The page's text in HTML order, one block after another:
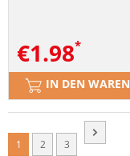
€1.98
IN DEN
1 2 3